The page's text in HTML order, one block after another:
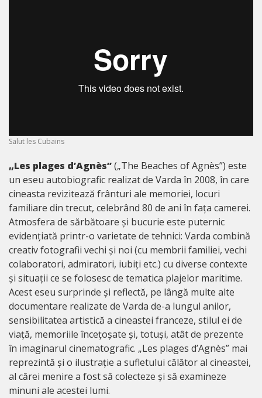
Salut les Cubains
„Les plages d’Agnès”(„The Beaches of Agnès”) este
un eseu autobiografic realizat de Varda în 2008, în care
cineasta revizitează frânturi ale memoriei, locuri
familiare din trecut, celebrând 80 de ani în fața camerei.
Atmosfera de sărbătoare și bucurie este puternic
evidențiată printr-o varietate de tehnici: Varda combină
creativ fotografii vechi și noi (cu membrii familiei, vechi
colaboratori, admiratori, iubiți etc.) cu diverse contexte
și situații ce se folosesc de tematica plajelor maritime.
Acest eseu surprinde și reflectă, pe lângă multe alte
documentare realizate de Varda de-a lungul anilor,
sensibilitatea artistică a cineastei franceze, stilul ei de
viață, memoriile încețoșate și, totuși, atât de prezente
în imaginarul cinematografic. „Les plages d’Agnès” mai
reprezintă și o ilustrație a sufletului călător al cineastei,
al cărei menire a fost să colecteze și să examineze
minuni ale acestei lumi.